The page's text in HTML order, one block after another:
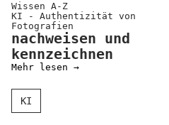
Wissen A-Z
KI - Authentizität von
Fotografien
nachweisen und
kennzeichnen
Mehr lesen →
KI